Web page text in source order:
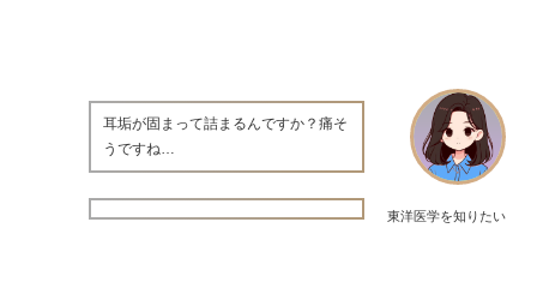
東洋医学を知りたい
耳垢が固まって詰まるんですか？痛そ
うですね…